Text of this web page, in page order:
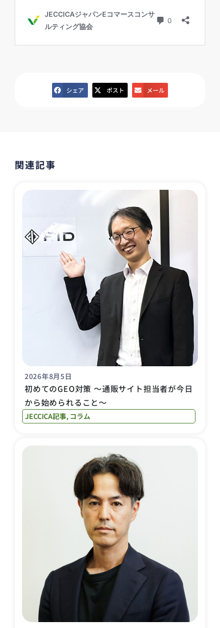
シェア ポスト メール
関連記事
2026年8月5日
初めてのGEO対策 〜通販サイト担当者が今日
から始められること〜
JECCICA記事, コラム